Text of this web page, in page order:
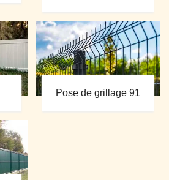
Pose de grillage 91